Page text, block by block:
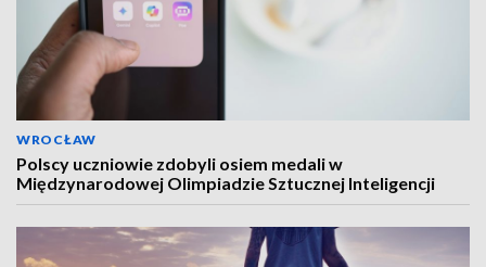
WROCŁAW
Polscy uczniowie zdobyli osiem medali w
Międzynarodowej Olimpiadzie Sztucznej Inteligencji